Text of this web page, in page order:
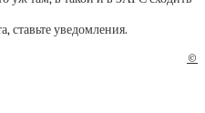
ставьте уведомления.
©